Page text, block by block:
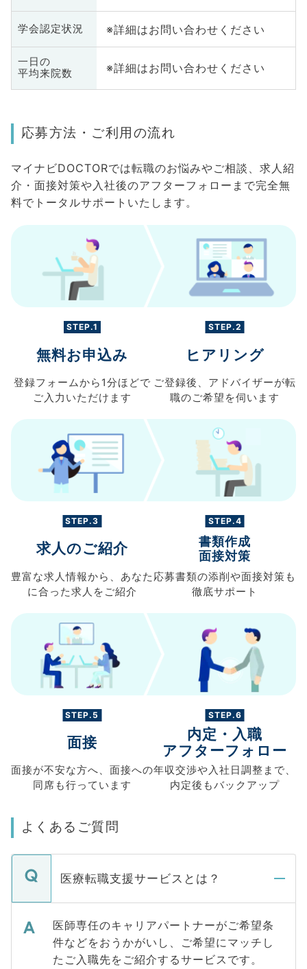
学会認定状況 ※詳細はお問い合わせください
一日の
平均来院数
※詳細はお問い合わせください
応募方法・ご利用の流れ
マイナビDOCTORでは転職のお悩みやご相談、求人紹
介・面接対策や入社後のアフターフォローまで完全無
料でトータルサポートいたします。
STEP.1
無料お申込み
登録フォームから 1分ほどで
ご入力 いただけます
STEP.2
ヒアリング
ご登録後、 アドバイザーが転
職のご希望を伺います
STEP.3
求人のご紹介
豊富な求人情報から、 あなた
に合った求人を ご紹介
STEP.4
書類作成
面接対策
応募書類の添削や面接対策も
徹底サポート
STEP.5
面接
面接が不安な方へ、 面接への
同席も行っています
STEP.6
内定・入職
アフターフォロー
年収交渉や入社日調整まで、
内定後もバックアップ
よくあるご質問
医療転職支援サービスとは？
医師専任のキャリアパートナーがご希望条
件などをおうかがいし、ご希望にマッチし
たご入職先をご紹介するサービスです。